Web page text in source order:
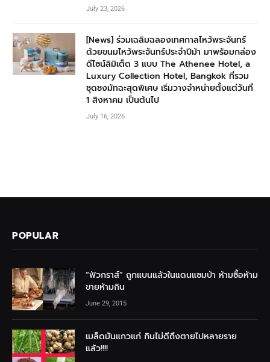
July 23, 2026
[News] ร่วมเฉลิมฉลองเทศกาลไหว้พระจันทร์
ด้วยขนมไหว้พระจันทร์ประจำปีม้า มาพร้อมกล่อง
ดีไซน์ลิมิเต็ด 3 แบบ The Athenee Hotel, a
Luxury Collection Hotel, Bangkok ที่รวม
ชุดชงมัทฉะสุดพิเศษ เริ่มวางจำหน่ายตั้งแต่วันที่
1 สิงหาคม เป็นต้นไป
July 16, 2026
POPULAR
“ฟัวกราส์” ถูกแบนแล้วในแดนแซมบ้า ห้ามซื้อห้าม
ขายห้ามกิน
June 29, 2015
เมล็ดมันแกวแก่ กินไม่ดีถึงตายไปหลายราย
แล้ว!!!!